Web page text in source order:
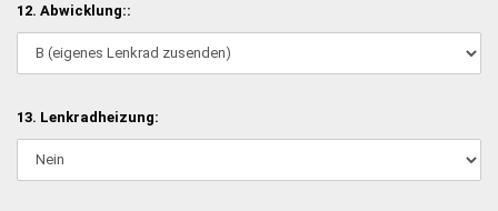
12. Abwicklung::
13. Lenkradheizung: